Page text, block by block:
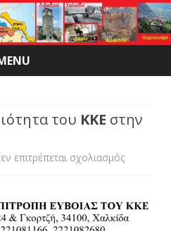
Skip
του ΚΚΕ στην
επιτρέπεται σχολιασμόςστο